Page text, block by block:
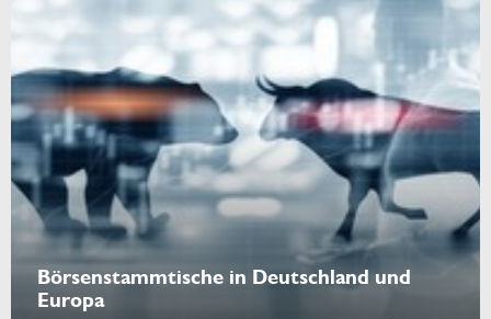
Börsenstammtische in Deutschland und
Europa